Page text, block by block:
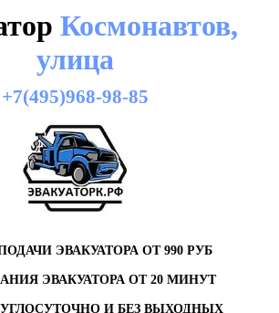
Космонавтов,
улица
+7(495)968-98-85
ЭВАКУАТОРА ОТ 990 РУБ
ЭВАКУАТОРА ОТ 20 МИНУТ
И БЕЗ ВЫХОДНЫХ